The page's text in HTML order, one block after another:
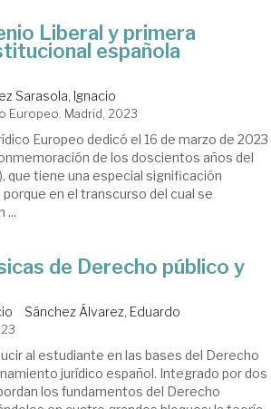
Liberal y primera
española
Sarasola, Ignacio
Europeo. Madrid, 2023
Europeo dedicó el 16 de marzo de 2023
de los doscientos años del
que tiene una especial significación
en el transcurso del cual se
...
de Derecho público y
Sánchez Álvarez, Eduardo
al estudiante en las bases del Derecho
jurídico español. Integrado por dos
los fundamentos del Derecho